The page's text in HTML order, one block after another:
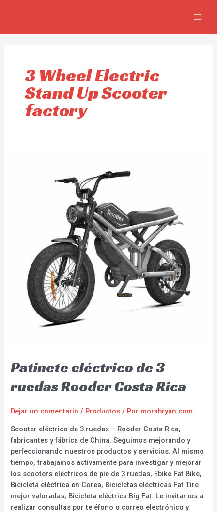
3 Wheel Electric
Stand Up Scooter
factory
Patinete eléctrico de 3
ruedas Rooder Costa Rica
Dejar un comentario / Productos / Por morabryan.com
Scooter eléctrico de 3 ruedas – Rooder Costa Rica,
fabricantes y fábrica de China. Seguimos mejorando y
perfeccionando nuestros productos y servicios. Al mismo
tiempo, trabajamos activamente para investigar y mejorar
los scooters eléctricos de pie de 3 ruedas, Ebike Fat Bike,
Bicicleta eléctrica en Corea, Bicicletas eléctricas Fat Tire
mejor valoradas, Bicicleta eléctrica Big Fat. Le invitamos a
realizar consultas por teléfono o correo electrónico y